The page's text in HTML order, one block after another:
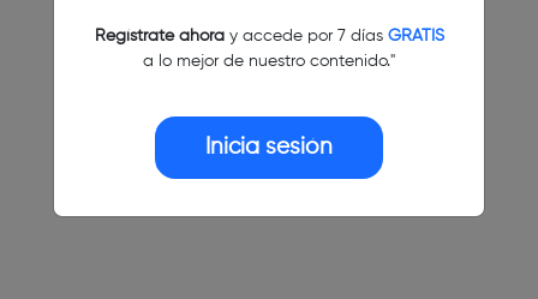
Regístrate ahoray accede por 7 días GRATIS
a lo mejor de nuestro contenido."
Inicia sesión